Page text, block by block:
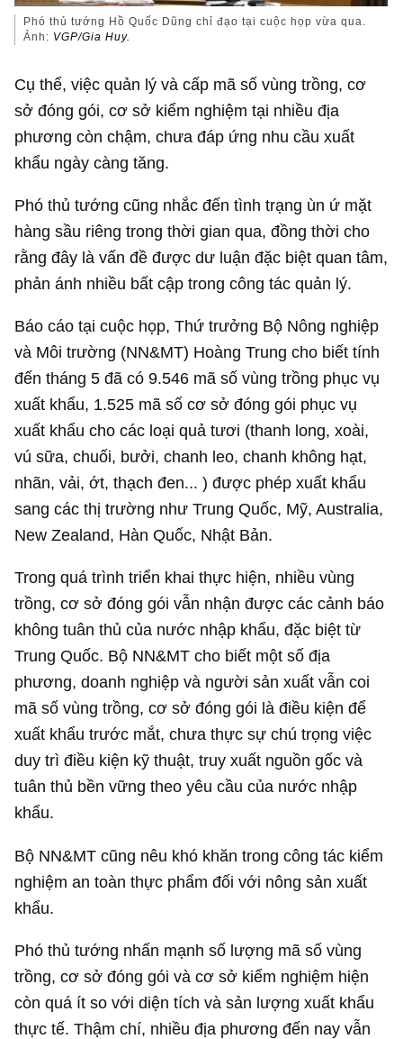
Phó thủ tướng Hồ Quốc Dũng chỉ đạo tại cuộc họp vừa qua.
Ảnh: VGP/Gia Huy.
Cụ thể, việc quản lý và cấp mã số vùng trồng, cơ
sở đóng gói, cơ sở kiểm nghiệm tại nhiều địa
phương còn chậm, chưa đáp ứng nhu cầu xuất
khẩu ngày càng tăng.
Phó thủ tướng cũng nhắc đến tình trạng ùn ứ mặt
hàng sầu riêng trong thời gian qua, đồng thời cho
rằng đây là vấn đề được dư luận đặc biệt quan tâm,
phản ánh nhiều bất cập trong công tác quản lý.
Báo cáo tại cuộc họp, Thứ trưởng Bộ Nông nghiệp
và Môi trường (NN&MT) Hoàng Trung cho biết tính
đến tháng 5 đã có 9.546 mã số vùng trồng phục vụ
xuất khẩu, 1.525 mã số cơ sở đóng gói phục vụ
xuất khẩu cho các loại quả tươi (thanh long, xoài,
vú sữa, chuối, bưởi, chanh leo, chanh không hạt,
nhãn, vải, ớt, thạch đen... ) được phép xuất khẩu
sang các thị trường như Trung Quốc, Mỹ, Australia,
New Zealand, Hàn Quốc, Nhật Bản.
Trong quá trình triển khai thực hiện, nhiều vùng
trồng, cơ sở đóng gói vẫn nhận được các cảnh báo
không tuân thủ của nước nhập khẩu, đặc biệt từ
Trung Quốc. Bộ NN&MT cho biết một số địa
phương, doanh nghiệp và người sản xuất vẫn coi
mã số vùng trồng, cơ sở đóng gói là điều kiện để
xuất khẩu trước mắt, chưa thực sự chú trọng việc
duy trì điều kiện kỹ thuật, truy xuất nguồn gốc và
tuân thủ bền vững theo yêu cầu của nước nhập
khẩu.
Bộ NN&MT cũng nêu khó khăn trong công tác kiểm
nghiệm an toàn thực phẩm đối với nông sản xuất
khẩu.
Phó thủ tướng nhấn mạnh số lượng mã số vùng
trồng, cơ sở đóng gói và cơ sở kiểm nghiệm hiện
còn quá ít so với diện tích và sản lượng xuất khẩu
thực tế. Thậm chí, nhiều địa phương đến nay vẫn